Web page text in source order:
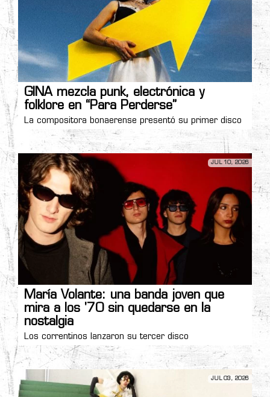
GINA mezcla punk, electrónica y
folklore en “Para Perderse”
La compositora bonaerense presentó su primer disco
JUL 10, 2026
María Volante: una banda joven que
mira a los '70 sin quedarse en la
nostalgia
Los correntinos lanzaron su tercer disco
JUL 03, 2026